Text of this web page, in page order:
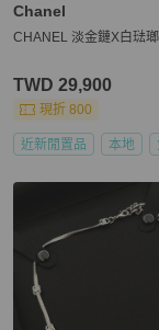
Chanel
CHANEL 淡金鏈X白琺
TWD 29,900
現折 800
近新閒置品 本地